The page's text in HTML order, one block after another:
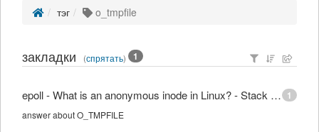
тэг o_tmpfile
закладки (спрятать) 1
1
epoll - What is an anonymous inode in Linux? - Stack Overflow
answer about O_TMPFILE